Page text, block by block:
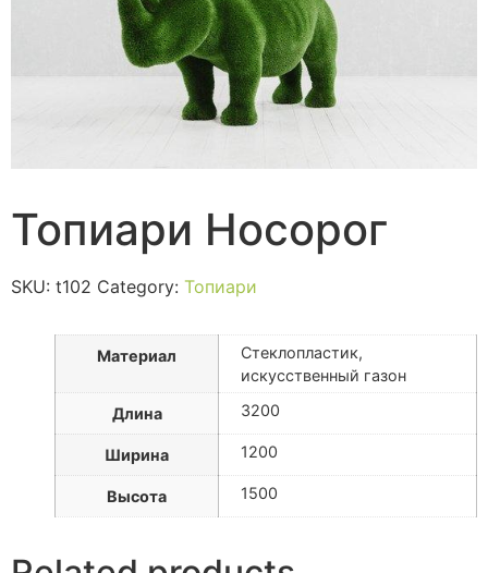
Топиари Носорог
SKU: t102 Category: Топиари
Материал
Стеклопластик,
искусственный газон
Длина 3200
Ширина 1200
Высота 1500